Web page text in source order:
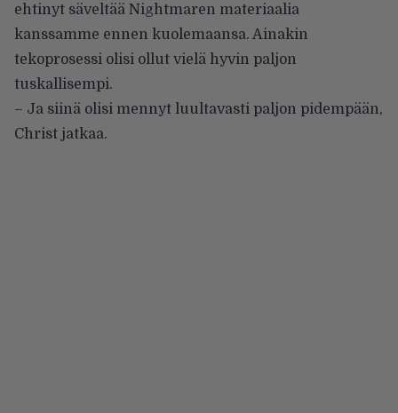
ehtinyt säveltää Nightmaren materiaalia
kanssamme ennen kuolemaansa. Ainakin
tekoprosessi olisi ollut vielä hyvin paljon
tuskallisempi.
– Ja siinä olisi mennyt luultavasti paljon pidempään,
Christ jatkaa.